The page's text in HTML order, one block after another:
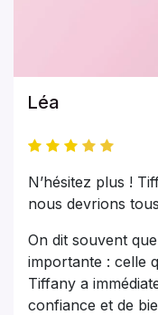
Léa
N’hésitez plus !
nous devrions
On dit souvent
importante : celle
Tiffany a
confiance et de